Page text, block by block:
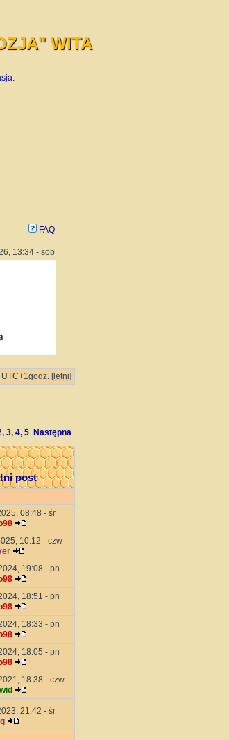
WITA
FAQ
13:34 - sob
[letni]
, 3, 4, 5 Następna
post
08:48 - śr
10:12 - czw
19:08 - pn
18:51 - pn
18:33 - pn
18:05 - pn
18:38 - czw
21:42 - śr